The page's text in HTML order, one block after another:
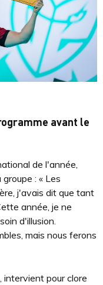
avant le
de l'année,
: « Les
j'avais dit que tant
année, je ne
d'illusion.
mais nous ferons
intervient pour clore